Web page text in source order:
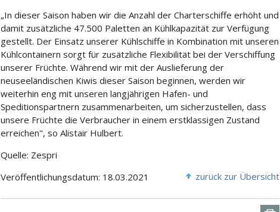
„In dieser Saison haben wir die Anzahl der Charterschiffe erhöht und
damit zusätzliche 47.500 Paletten an Kühlkapazität zur Verfügung
gestellt. Der Einsatz unserer Kühlschiffe in Kombination mit unseren
Kühlcontainern sorgt für zusätzliche Flexibilität bei der Verschiffung
unserer Früchte. Während wir mit der Auslieferung der
neuseeländischen Kiwis dieser Saison beginnen, werden wir
weiterhin eng mit unseren langjährigen Hafen- und
Speditionspartnern zusammenarbeiten, um sicherzustellen, dass
unsere Früchte die Verbraucher in einem erstklassigen Zustand
erreichen", so Alistair Hulbert.
Quelle: Zespri
Veröffentlichungsdatum: 18.03.2021
zurück zur Übersicht